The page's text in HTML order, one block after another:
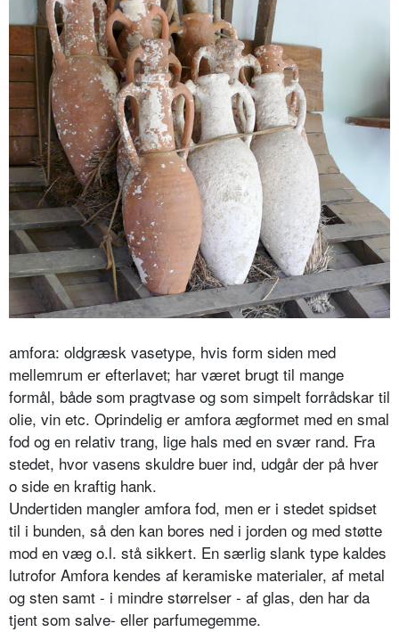
amfora: oldgræsk vasetype, hvis form siden med
mellemrum er efterlavet; har været brugt til mange
formål, både som pragtvase og som simpelt forrådskar til
olie, vin etc. Oprindelig er amfora ægformet med en smal
fod og en relativ trang, lige hals med en svær rand. Fra
stedet, hvor vasens skuldre buer ind, udgår der på hver
o side en kraftig hank.
Undertiden mangler amfora fod, men er i stedet spidset
til i bunden, så den kan bores ned i jorden og med støtte
mod en væg o.l. stå sikkert. En særlig slank type kaldes
lutrofor Amfora kendes af keramiske materialer, af metal
og sten samt - i mindre størrelser - af glas, den har da
tjent som salve- eller parfumegemme.